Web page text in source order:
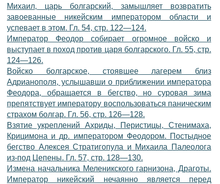
Михаил, царь болгарский, замышляет возвратить
завоеванные никейским императором области и
успевает в этом. Гл. 54, стр. 122—124.
Император Феодор собирает огромное войско и
выступает в поход против царя болгарского. Гл. 55, стр.
124—126.
Войско болгарское, стоявшее лагерем близ
Адрианополя, услышавши о приближении императора
Феодора, обращается в бегство, но суровая зима
препятствует императору воспользоваться паническим
страхом болгар. Гл. 56, стр. 126—128.
Взятие укреплений Ахриды, Перистицы, Стенимаха,
Крицимона и др. императором Феодором. Постыдное
бегство Алексея Стратигопула и Михаила Палеолога
из-под Цепены. Гл. 57, стр. 128—130.
Измена начальника Меленикского гарнизона, Драготы.
Император никейский нечаянно является перед